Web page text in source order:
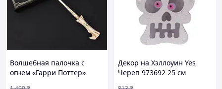
Волшебная палочка с
огнем «Гарри Поттер»
Декор на Хэллоуин Yes
Череп 973692 25 см